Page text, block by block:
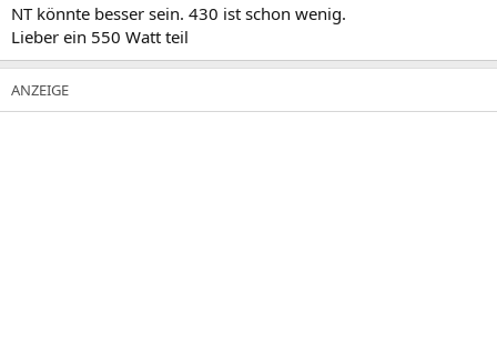
NT könnte besser sein. 430 ist schon wenig.
Lieber ein 550 Watt teil